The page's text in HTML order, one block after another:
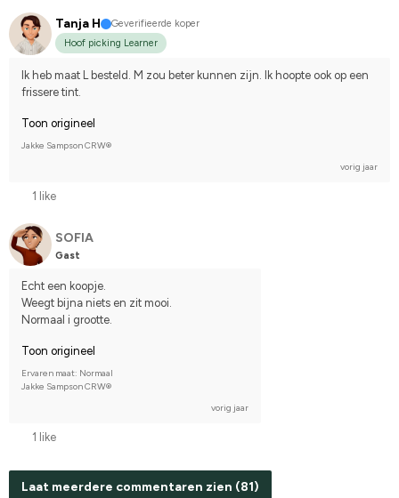
Tanja H
Geverifieerde koper
Hoof picking Learner
Ik heb maat L besteld. M zou beter kunnen zijn. Ik hoopte ook op een
frissere tint.
Toon origineel
Jakke Sampson CRW®
vorig jaar
1 like
SOFIA
Gast
Echt een koopje.
Weegt bijna niets en zit mooi.
Normaal i grootte.
Toon origineel
Ervaren maat: Normaal
Jakke Sampson CRW®
vorig jaar
1 like
Laat meerdere commentaren zien (81)